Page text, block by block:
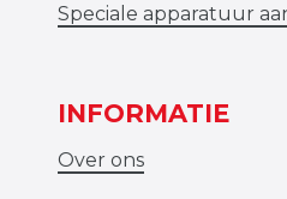
Speciale apparatuur
INFORMATIE
Over ons